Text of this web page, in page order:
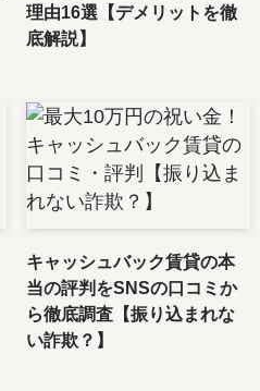
理由16選【デメリットを徹
底解説】
キャッシュバック賃貸の本
当の評判をSNSの口コミか
ら徹底調査【振り込まれな
い詐欺？】